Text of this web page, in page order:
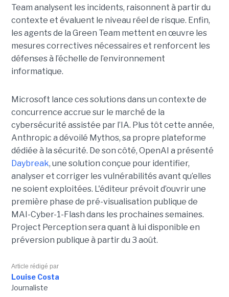
Team analysent les incidents, raisonnent à partir du
contexte et évaluent le niveau réel de risque. Enfin,
les agents de la Green Team mettent en œuvre les
mesures correctives nécessaires et renforcent les
défenses à l’échelle de l’environnement
informatique.
Microsoft lance ces solutions dans un contexte de
concurrence accrue sur le marché de la
cybersécurité assistée par l’IA. Plus tôt cette année,
Anthropic a dévoilé Mythos, sa propre plateforme
dédiée à la sécurité. De son côté, OpenAI a présenté
Daybreak, une solution conçue pour identifier,
analyser et corriger les vulnérabilités avant qu’elles
ne soient exploitées. L'éditeur prévoit d’ouvrir une
première phase de pré-visualisation publique de
MAI-Cyber-1-Flash dans les prochaines semaines.
Project Perception sera quant à lui disponible en
préversion publique à partir du 3 août.
Article rédigé par
Louise Costa
Journaliste